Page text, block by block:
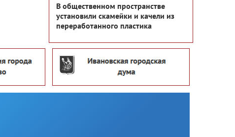
В общественном пространстве
установили скамейки и качели из
переработанного пластика